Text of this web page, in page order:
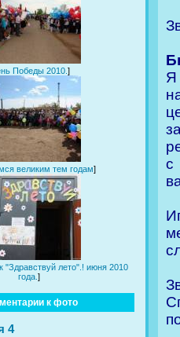
Победы 2010.]
великим тем годам]
"Здравствуй лето".! июня 2010
года.]
к фото
4
Я
с